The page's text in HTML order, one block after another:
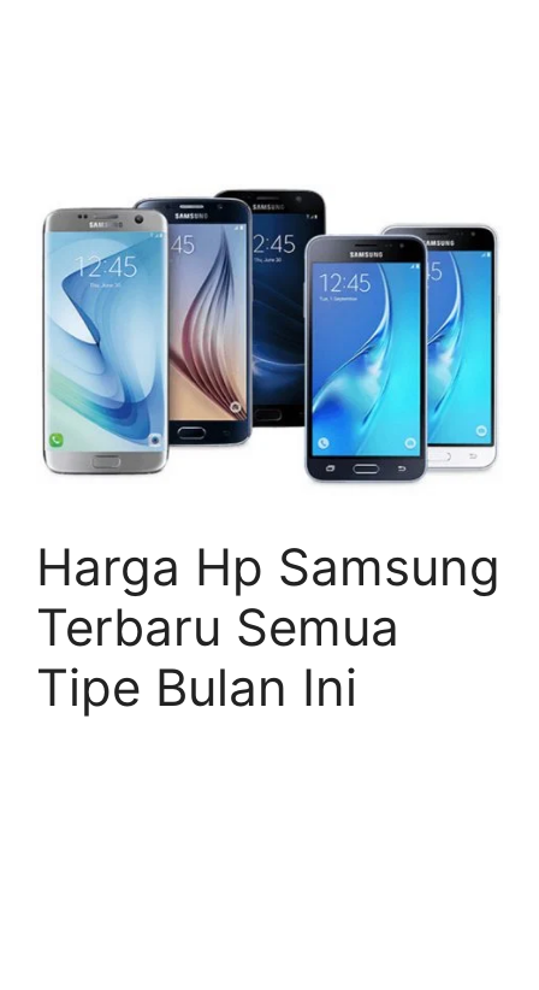
Harga Hp Samsung
Terbaru Semua
Tipe Bulan Ini